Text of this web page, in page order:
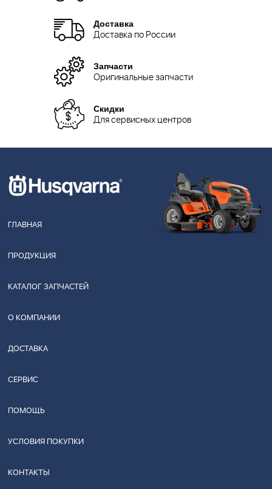
Доставка
Доставка по России
Запчасти
Оригинальные запчасти
Скидки
Для сервисных центров
ГЛАВНАЯ
ПРОДУКЦИЯ
КАТАЛОГ ЗАПЧАСТЕЙ
О КОМПАНИИ
ДОСТАВКА
СЕРВИС
ПОМОЩЬ
УСЛОВИЯ ПОКУПКИ
КОНТАКТЫ